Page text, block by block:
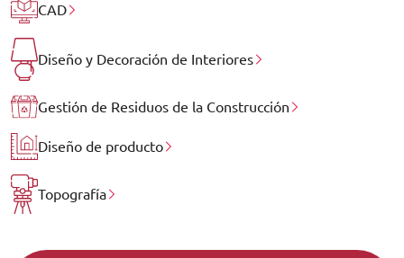
CAD
Diseño y Decoración de Interiores
Gestión de Residuos de la Construcción
Diseño de producto
Topografía